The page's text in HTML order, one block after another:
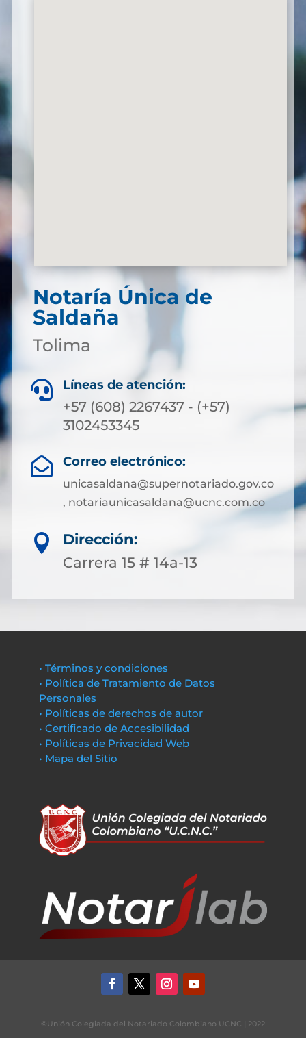
Notaría Única de
Saldaña
Tolima
 Líneas de atención:
+57 (608) 2267437 - (+57)
3102453345
 Correo electrónico:
unicasaldana@supernotariado.gov.co
, notariaunicasaldana@ucnc.com.co

Dirección:
Carrera 15 # 14a-13
• Términos y condiciones
• Política de Tratamiento de Datos
Personales
• Políticas de derechos de autor
• Certificado de Accesibilidad
• Políticas de Privacidad Web
• Mapa del Sitio
©Unión Colegiada del Notariado Colombiano UCNC | 2022